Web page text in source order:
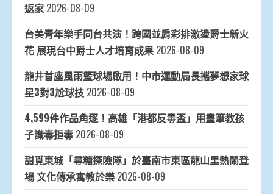
返家 2026-08-09
台美青年樂手同台共演！跨國並肩彩排激盪爵士新火
花 展現台中爵士人才培育成果 2026-08-09
龍井首座風雨籃球場啟用！中市運動局長攜夢想家球
星3對3尬球技 2026-08-09
4,599件作品角逐！高雄「港都反毒盃」用畫筆教孩
子識毒拒毒 2026-08-09
甜覓東城「尋糖探險隊」於臺南市東區龍山里熱鬧登
場 文化傳承寓教於樂 2026-08-09